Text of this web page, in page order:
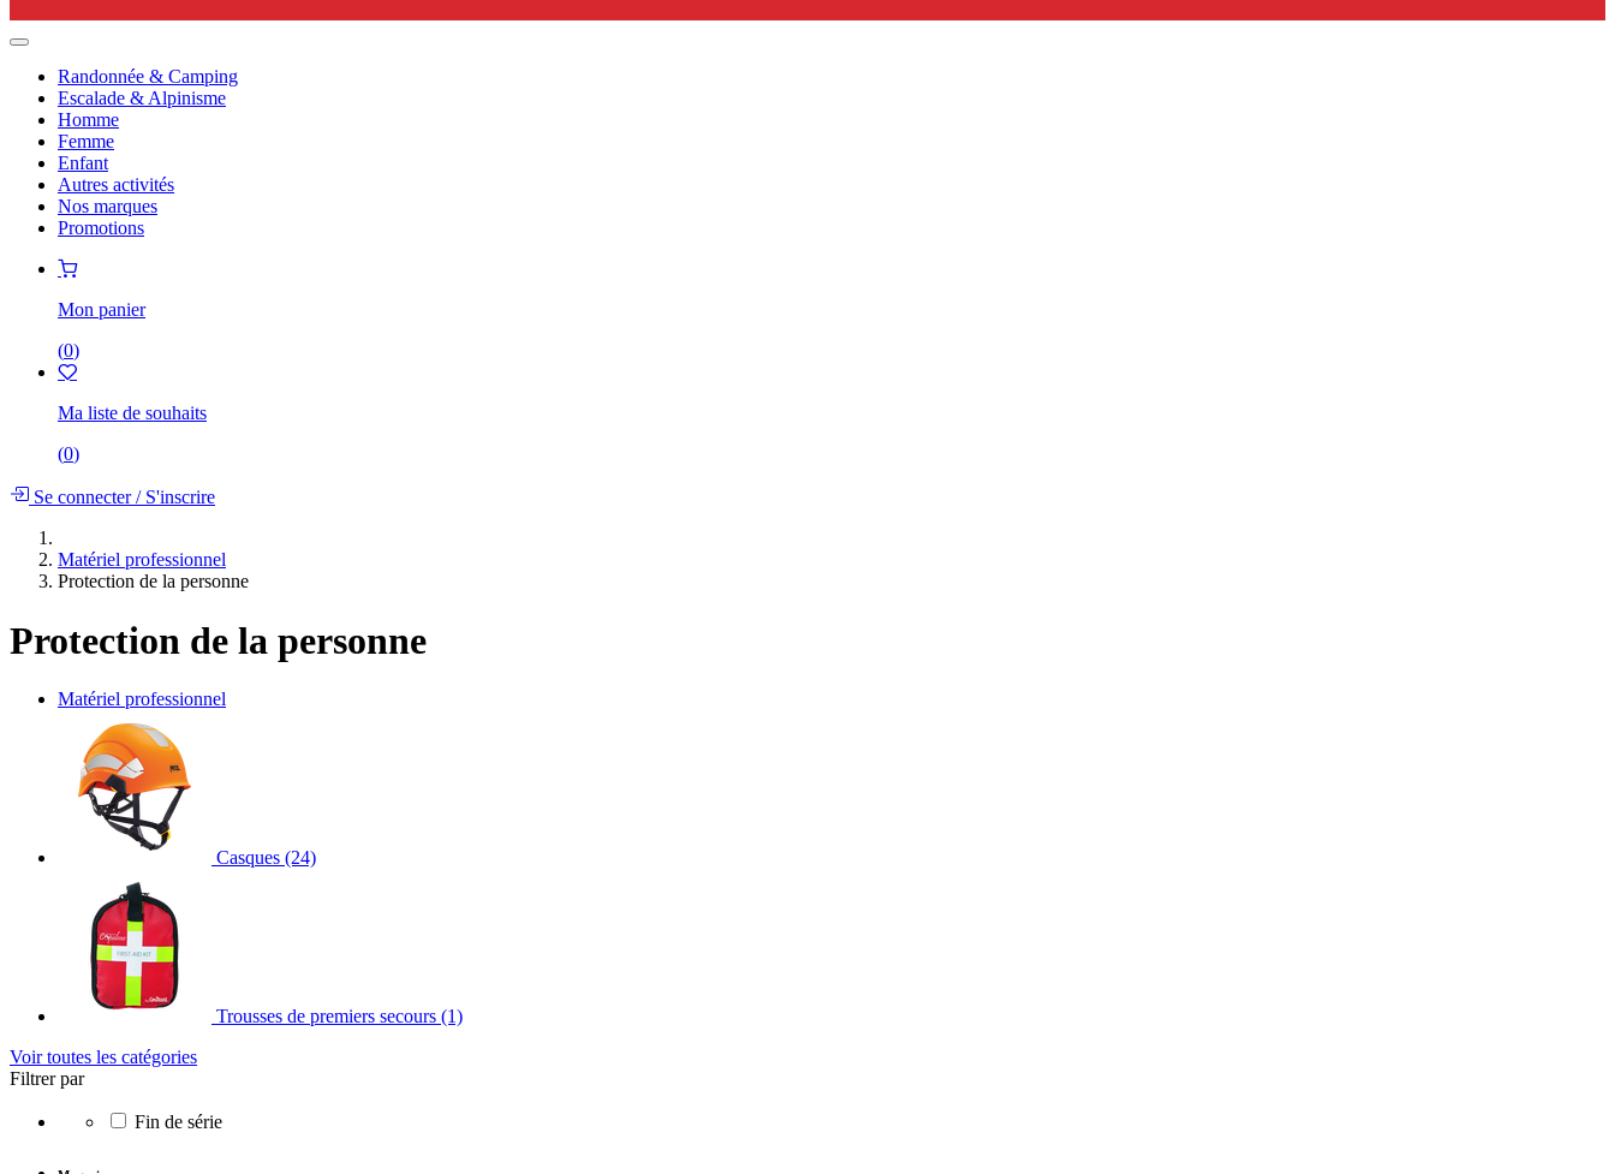
Randonnée & Camping
Escalade & Alpinisme
Homme
Femme
Enfant
Autres activités
Nos marques
Promotions
Mon panier
(0)
Ma liste de souhaits
(0)
Se connecter/S'inscrire
Matériel professionnel
Protection de la personne
Protection de la personne
Matériel professionnel
Casques (24)
Trousses de premiers secours (1)
Voir toutes les catégories
Filtrer par
Fin de série